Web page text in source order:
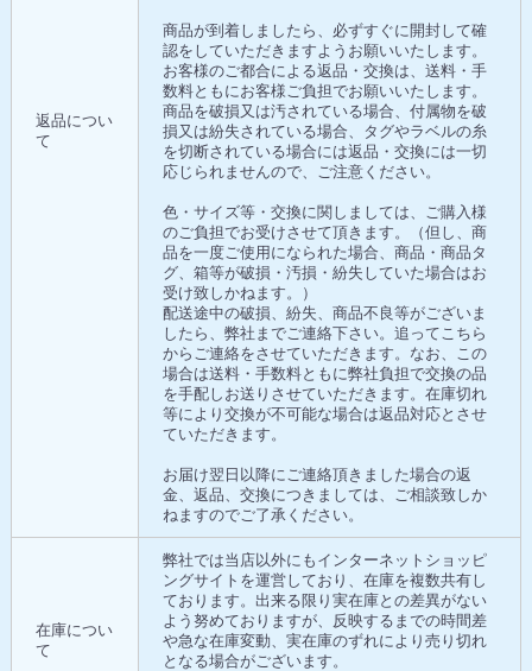
返品につい
て
商品が到着しましたら、必ずすぐに開封して確
認をしていただきますようお願いいたします。
お客様のご都合による返品・交換は、送料・手
数料ともにお客様ご負担でお願いいたします。
商品を破損又は汚されている場合、付属物を破
損又は紛失されている場合、タグやラベルの糸
を切断されている場合には返品・交換には一切
応じられませんので、ご注意ください。
色・サイズ等・交換に関しましては、ご購入様
のご負担でお受けさせて頂きます。（但し、商
品を一度ご使用になられた場合、商品・商品タ
グ、箱等が破損・汚損・紛失していた場合はお
受け致しかねます。）
配送途中の破損、紛失、商品不良等がございま
したら、弊社までご連絡下さい。追ってこちら
からご連絡をさせていただきます。なお、この
場合は送料・手数料ともに弊社負担で交換の品
を手配しお送りさせていただきます。在庫切れ
等により交換が不可能な場合は返品対応とさせ
ていただきます。
お届け翌日以降にご連絡頂きました場合の返
金、返品、交換につきましては、ご相談致しか
ねますのでご了承ください。
在庫につい
て
弊社では当店以外にもインターネットショッピ
ングサイトを運営しており、在庫を複数共有し
ております。出来る限り実在庫との差異がない
よう努めておりますが、反映するまでの時間差
や急な在庫変動、実在庫のずれにより売り切れ
となる場合がございます。